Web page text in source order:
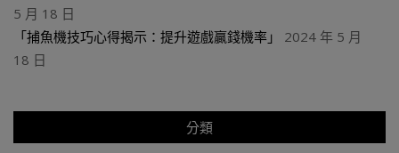
5 月 18 日
「捕魚機技巧心得揭示：提升遊戲贏錢機率」
2024 年 5 月
18 日
分類